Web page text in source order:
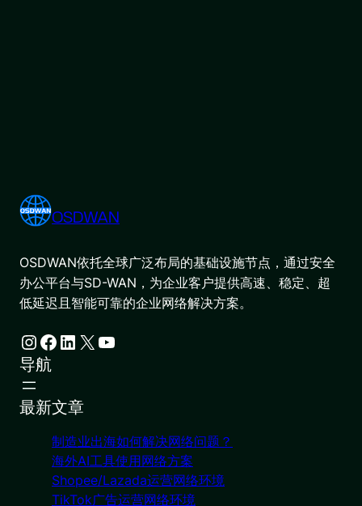
OSDWAN
OSDWAN依托全球广泛布局的基础设施节点，通过安全
办公平台与SD-WAN，为企业客户提供高速、稳定、超
低延迟且智能可靠的企业网络解决方案。
Instagram Facebook LinkedIn X YouTube
导航
最新文章
制造业出海如何解决网络问题？
海外AI工具使用网络方案
Shopee/Lazada运营网络环境
TikTok广告运营网络环境